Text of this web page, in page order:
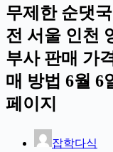
무제한 순댓
전 서울 인천
부사 판매 가
매 방법 6월 6
페이지
잡학다식